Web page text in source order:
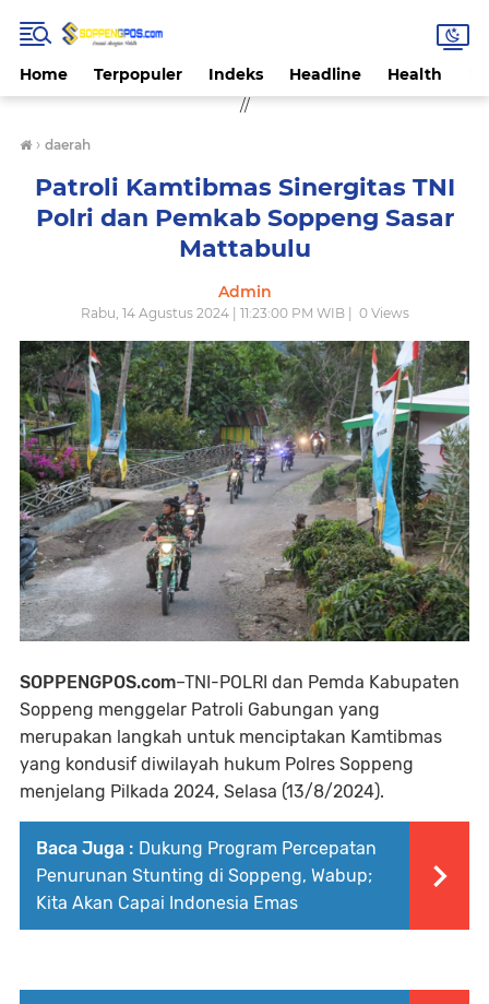
Home Terpopuler Indeks Headline Health
//
› daerah
Patroli Kamtibmas Sinergitas TNI
Polri dan Pemkab Soppeng Sasar
Mattabulu
Admin
Rabu, 14 Agustus 2024 | 11:23:00 PM WIB | 0Views
SOPPENGPOS.com–TNI-POLRI dan Pemda Kabupaten
Soppeng menggelar Patroli Gabungan yang
merupakan langkah untuk menciptakan Kamtibmas
yang kondusif diwilayah hukum Polres Soppeng
menjelang Pilkada 2024, Selasa (13/8/2024).
Baca Juga : Dukung Program Percepatan
Penurunan Stunting di Soppeng, Wabup;
Kita Akan Capai Indonesia Emas